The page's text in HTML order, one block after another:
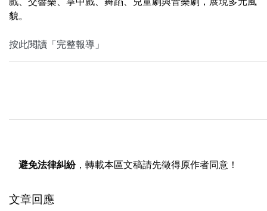
貌。
按此閱讀「完整報導」
避免法律糾紛，轉載本區文稿請先徵得原作者同意！
文章回應